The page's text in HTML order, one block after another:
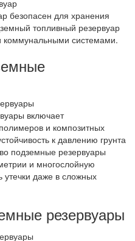
безопасен для хранения
топливный резервуар
системами.
включает
и композитных
к давлению грунта
подземные резервуары
и многослойную
утечки даже в сложных
резервуары